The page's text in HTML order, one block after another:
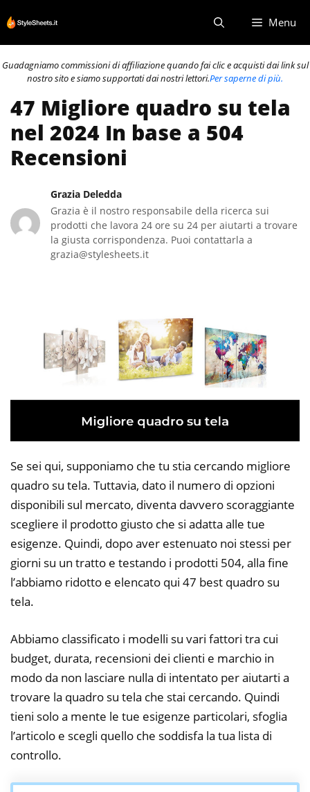
al
contenuto
Menu
Guadagniamo commissioni di affiliazione quando fai clic e acquisti dai link sul
nostro sito e siamo supportati dai nostri lettori.Per saperne di più.
47 Migliore quadro su tela
nel 2024 In base a 504
Recensioni
Grazia Deledda
Grazia è il nostro responsabile della ricerca sui
prodotti che lavora 24 ore su 24 per aiutarti a trovare
la giusta corrispondenza. Puoi contattarla a
grazia@stylesheets.it
Se sei qui, supponiamo che tu stia cercando migliore
quadro su tela. Tuttavia, dato il numero di opzioni
disponibili sul mercato, diventa davvero scoraggiante
scegliere il prodotto giusto che si adatta alle tue
esigenze. Quindi, dopo aver estenuato noi stessi per
giorni su un tratto e testando i prodotti 504, alla fine
l’abbiamo ridotto e elencato qui 47 best quadro su
tela.
Abbiamo classificato i modelli su vari fattori tra cui
budget, durata, recensioni dei clienti e marchio in
modo da non lasciare nulla di intentato per aiutarti a
trovare la quadro su tela che stai cercando. Quindi
tieni solo a mente le tue esigenze particolari, sfoglia
l’articolo e scegli quello che soddisfa la tua lista di
controllo.